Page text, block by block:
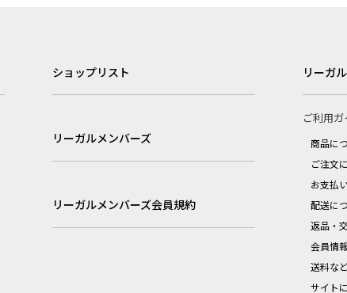
ショップリスト
リーガルメンバーズ
リーガルメンバーズ会員規約
リーガ
ご利用ガ
商品に
ご注文
お支払
配送に
返品・
会員情
送料な
サイト